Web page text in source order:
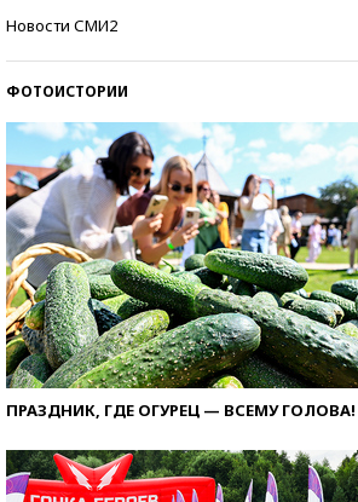
Новости СМИ2
ФОТОИСТОРИИ
ПРАЗДНИК, ГДЕ ОГУРЕЦ — ВСЕМУ ГОЛОВА!